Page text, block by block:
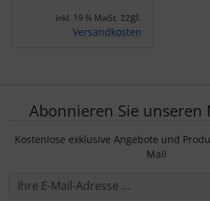
inkl. 19 % MwSt. zzgl.
Versandkosten
Abonnieren Sie unseren
Kostenlose exklusive Angebote und
Mail